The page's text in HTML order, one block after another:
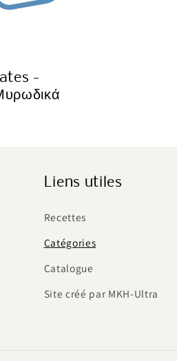
-
Liens utiles
Recettes
Catégories
Catalogue
Site créé par MKH-Ultra